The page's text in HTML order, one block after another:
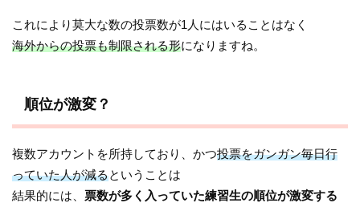
これにより莫大な数の投票数が1人にはいることはなく
海外からの投票も制限される形になりますね。
順位が激変？
複数アカウントを所持しており、かつ投票をガンガン毎日行
っていた人が減るということは
結果的には、票数が多く入っていた練習生の順位が激変する